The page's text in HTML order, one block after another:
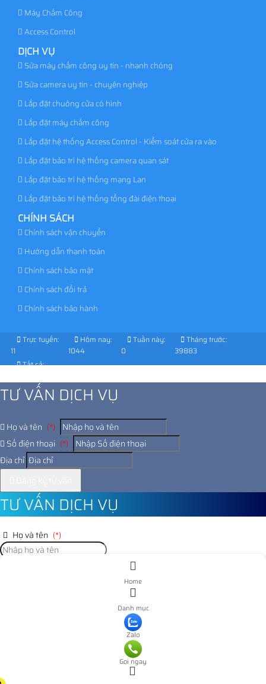
Máy Chấm Công
Access Control
DỊCH VỤ
Sửa máy chấm công uy tín - nhanh chóng
Sửa camera uy tín - chuyên nghiệp
Lắp đặt chuông cửa có hình
Lắp đặt máy chấm công
Lắp đặt hệ thống Access Control - Kiểm soát cửa ra vào
Lắp đặt bảo trì hệ thống camera quan sát
Lắp đặt bảo trì hệ thống mạng Lan
Lắp đặt bảo trì hệ thống tổng đài điện thoại
CHÍNH SÁCH
Chính sách vận chuyển
Hướng dẫn thanh toán
Chính sách bảo mật
Chính sách đổi trả
Chính sách bảo hành
Trực tuyến:
11
Hôm nay:
1044
Tuần này:
0
Tháng trước:
39883
Tất cả:
TƯ VẤN DỊCH VỤ
Họ và tên (*)
Số điện thoại (*)
Địa chỉ
TƯ VẤN DỊCH VỤ
Họ và tên (*)
Home
Danh mục
Zalo
Gọi ngay